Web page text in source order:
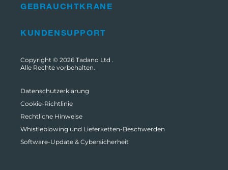
GEBRAUCHTKRANE
KUNDENSUPPORT
Copyright © 2026 Tadano Ltd .
Alle Rechte vorbehalten.
Datenschutzerklärung
Cookie-Richtlinie
Rechtliche Hinweise
Whistleblowing und Lieferketten-Beschwerden
Software-Update & Cybersicherheit